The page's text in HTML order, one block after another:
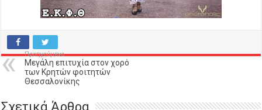
Προηγούμενο
Μεγάλη επιτυχία στον χορό
των Κρητών φοιτητών
Θεσσαλονίκης
Σχετικά Άρθρα